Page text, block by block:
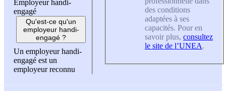
Employeur handi-
engagé
Qu'est-ce qu'un
employeur handi-
engagé ?
Un employeur handi-
engagé est un
employeur reconnu
des conditions
adaptées à ses
capacités. Pour en
savoir plus, consultez
le site de l’UNEA.